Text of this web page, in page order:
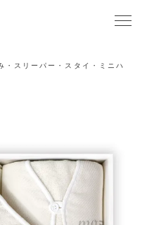
スリーパー・スタイ・ミニハ